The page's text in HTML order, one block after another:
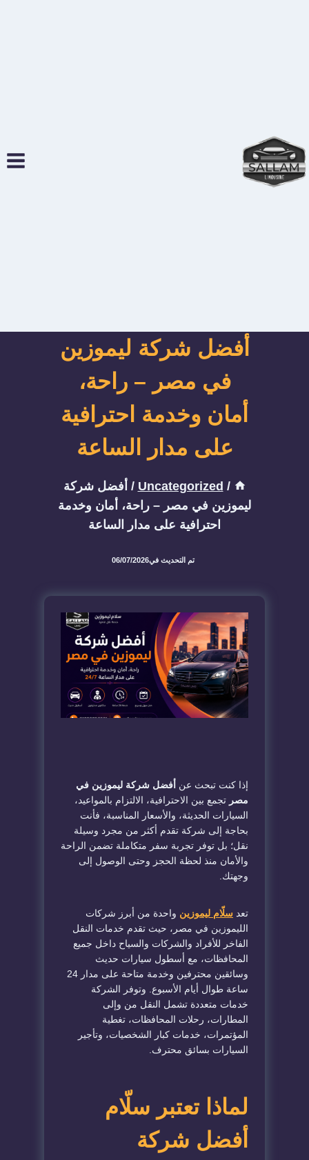
أفضل شركة ليموزين
في مصر – راحة،
أمان وخدمة احترافية
على مدار الساعة
/
Uncategorized
/ أفضل شركة
ليموزين في مصر – راحة، أمان وخدمة
احترافية على مدار الساعة
تم التحديث في06/07/2026
إذا كنت تبحث عن أفضل شركة ليموزين في
مصر تجمع بين الاحترافية، الالتزام بالمواعيد،
السيارات الحديثة، والأسعار المناسبة، فأنت
بحاجة إلى شركة تقدم أكثر من مجرد وسيلة
نقل؛ بل توفر تجربة سفر متكاملة تضمن الراحة
والأمان منذ لحظة الحجز وحتى الوصول إلى
وجهتك.
تعد سلّام ليموزين واحدة من أبرز شركات
الليموزين في مصر، حيث تقدم خدمات النقل
الفاخر للأفراد والشركات والسياح داخل جميع
المحافظات، مع أسطول سيارات حديث
وسائقين محترفين وخدمة متاحة على مدار 24
ساعة طوال أيام الأسبوع. وتوفر الشركة
خدمات متعددة تشمل النقل من وإلى
المطارات، رحلات المحافظات، تغطية
المؤتمرات، خدمات كبار الشخصيات، وتأجير
السيارات بسائق محترف.
لماذا تعتبر سلّام
أفضل شركة